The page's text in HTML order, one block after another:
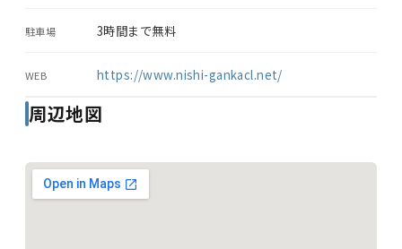
駐車場 3時間まで無料
WEB https://www.nishi-gankacl.net/
周辺地図